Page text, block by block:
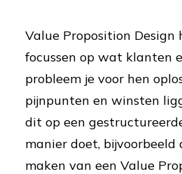
Value Proposition Design
focussen op wat klanten
probleem je voor hen
pijnpunten en winsten
dit op een
manier doet,
maken van een Value